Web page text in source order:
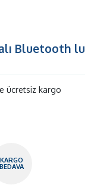
Bluetooth lu
ücretsiz kargo
KARGO
BEDAVA